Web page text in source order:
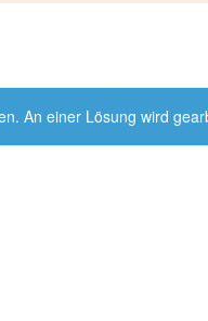
An einer Lösung wird